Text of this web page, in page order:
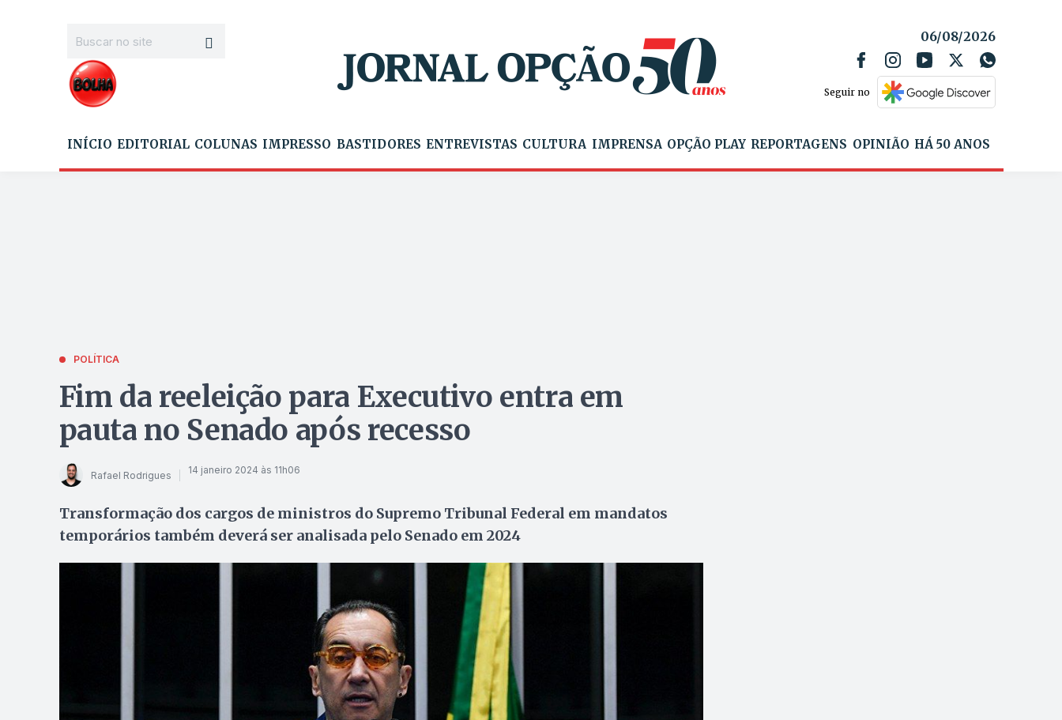
06/08/2026
Seguir no
INÍCIO EDITORIAL COLUNAS IMPRESSO BASTIDORES ENTREVISTAS CULTURA IMPRENSA OPÇÃO PLAY REPORTAGENS OPINIÃO HÁ 50 ANOS
POLÍTICA
Fim da reeleição para Executivo entra em
pauta no Senado após recesso
Rafael Rodrigues 14 janeiro 2024 às 11h06
Transformação dos cargos de ministros do Supremo Tribunal Federal em mandatos
temporários também deverá ser analisada pelo Senado em 2024